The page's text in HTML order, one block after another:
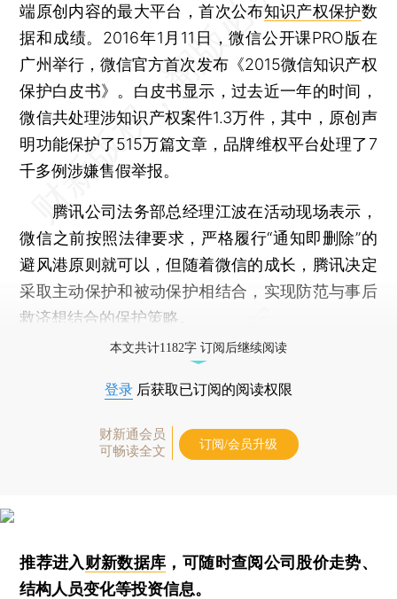
端原创内容的最大平台，首次公布知识产权保护数
据和成绩。2016年1月11日，微信公开课PRO版在
广州举行，微信官方首次发布《2015微信知识产权
保护白皮书》。白皮书显示，过去近一年的时间，
微信共处理涉知识产权案件1.3万件，其中，原创声
明功能保护了515万篇文章，品牌维权平台处理了7
千多例涉嫌售假举报。
腾讯公司法务部总经理江波在活动现场表示，
微信之前按照法律要求，严格履行“通知即删除”的
避风港原则就可以，但随着微信的成长，腾讯决定
采取主动保护和被动保护相结合，实现防范与事后
救济想结合的保护策略。
本文共计1182字 订阅后继续阅读
登录 后获取已订阅的阅读权限
财新通会员
可畅读全文
订阅/会员升级
推荐进入财新数据库 ，可随时查阅公司股价走势、
结构人员变化等投资信息。